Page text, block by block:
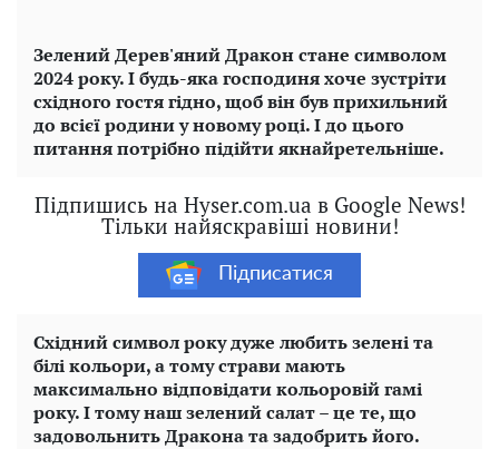
Зелений Дерев'яний Дракон стане символом
2024 року. І будь-яка господиня хоче зустріти
східного гостя гідно, щоб він був прихильний
до всієї родини у новому році. І до цього
питання потрібно підійти якнайретельніше.
Підпишись на Hyser.com.ua в Google News!
Тільки найяскравіші новини!
Підписатися
Східний символ року дуже любить зелені та
білі кольори, а тому страви мають
максимально відповідати кольоровій гамі
року. І тому наш зелений салат – це те, що
задовольнить Дракона та задобрить його.